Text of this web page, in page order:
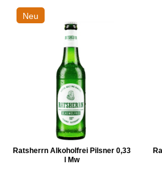
Neu
Ratsherrn Alkoholfrei Pilsner 0,33
l Mw